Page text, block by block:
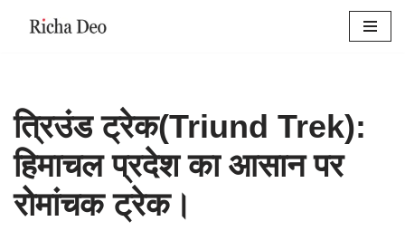
त्रिउंड ट्रेक(Triund Trek):
हिमाचल प्रदेश का आसान पर
रोमांचक ट्रेक।